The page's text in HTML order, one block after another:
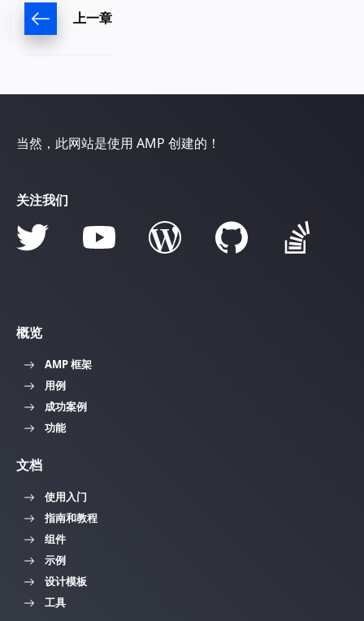
上一章
当然，此网站是使用 AMP 创建的！
关注我们
概览
AMP 框架
用例
成功案例
功能
文档
使用入门
指南和教程
组件
示例
设计模板
工具